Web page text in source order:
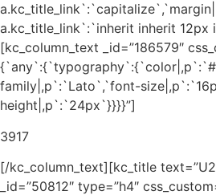
a.kc_title_link`:`inherit inherit 12px
[kc_column_text _id=”186579″
family|,p`:`Lato`,`font-
height|,p`:`24px`}}}}”]
3917
[/kc_column_text][kc_title
_id=”50812″ type=”h4″